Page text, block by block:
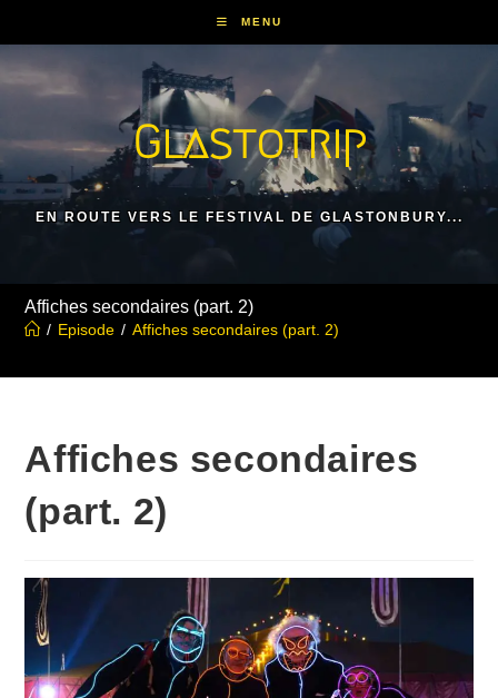
content
MENU
Glastotrip
EN ROUTE VERS LE FESTIVAL DE GLASTONBURY...
Affiches secondaires (part. 2)
/ Episode / Affiches secondaires (part. 2)
Affiches secondaires
(part. 2)